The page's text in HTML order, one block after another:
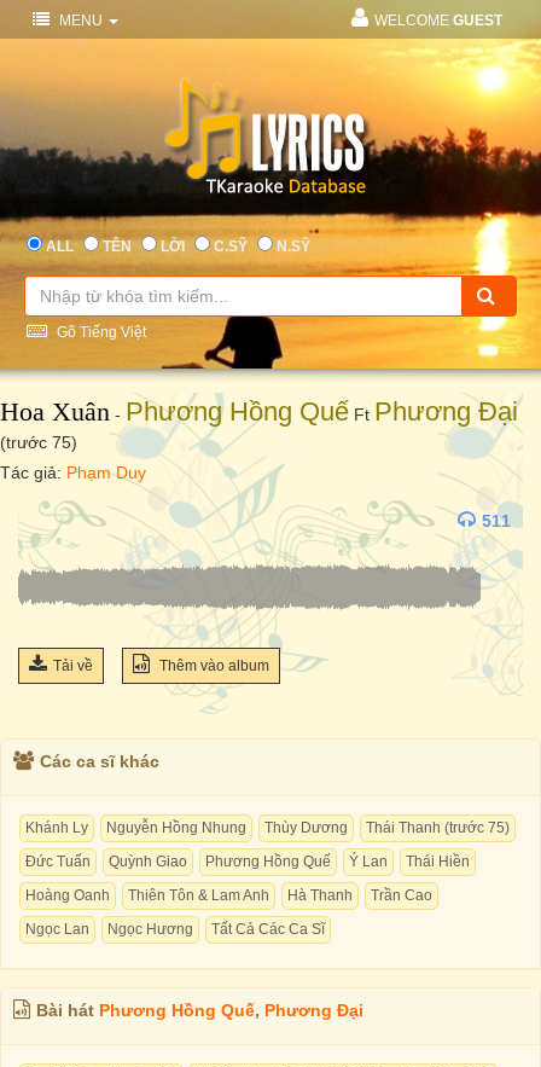
MENU WELCOME GUEST
ALL TÊN LỜI C.SỸ N.SỸ
Gõ Tiếng Việt
Hoa Xuân - Phương Hồng Quế Ft Phương Đại
(trước 75)
Tác giả: Phạm Duy
511
Tải về Thêm vào album
Các ca sĩ khác
Khánh Ly Nguyễn Hồng Nhung Thùy Dương
Thái Thanh (trước 75)
Đức Tuấn
Quỳnh Giao Phương Hồng Quế Ý Lan
Thái Hiền
Hoàng Oanh
Thiên Tôn & Lam Anh Hà Thanh
Trần Cao
Ngọc Lan
Ngọc Hương Tất Cả Các Ca Sĩ
Bài hát Phương Hồng Quế, Phương Đại